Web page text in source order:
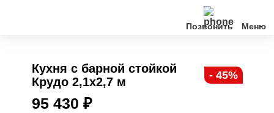
Позвонить
Клиентам
Кухня с барной стойкой
Крудо 2,1х2,7 м
- 45%
95 430 ₽